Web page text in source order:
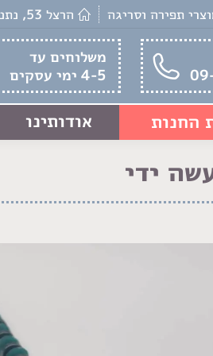
תפירה וסריגה הרצל 53, נתניה
משלוחים עד
4-5 ימי עסקים
החנות אודותינו
ידי